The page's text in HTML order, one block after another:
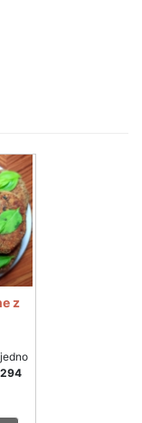
z